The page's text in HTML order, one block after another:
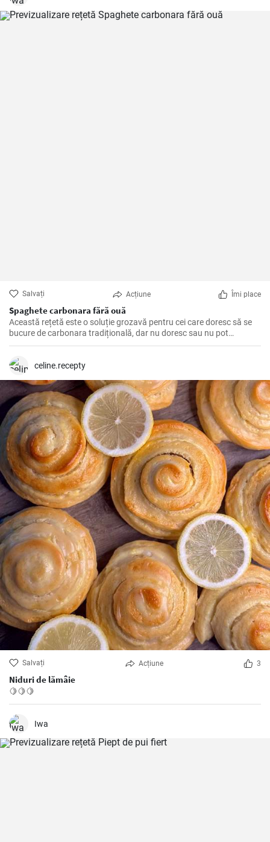
Salvați Acțiune Îmi place
Spaghete carbonara fără ouă
Această rețetă este o soluție grozavă pentru cei care doresc să se
bucure de carbonara tradițională, dar nu doresc sau nu pot
consuma ouă.
celine.recepty
Salvați Acțiune 3
Niduri de lămâie
🍋🍋🍋
Iwa